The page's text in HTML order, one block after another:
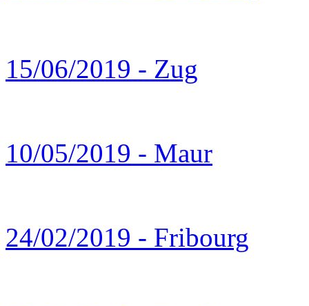
15/06/2019 - Zug
10/05/2019 - Maur
24/02/2019 - Fribourg